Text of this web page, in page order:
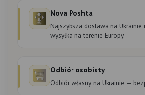
Nova Poshta
Najszybsza dostawa na Ukrainie
wysyłka na terenie Europy.
Odbiór osobisty
Odbiór własny na Ukrainie —